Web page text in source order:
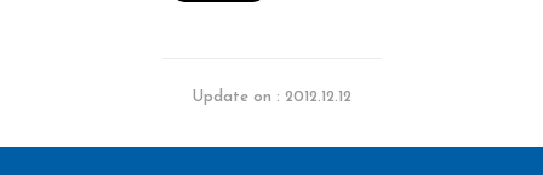
Update on : 2012.12.12